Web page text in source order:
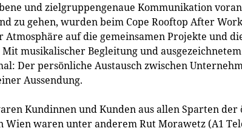
und zielgruppengenaue Kommunikation
zu gehen, wurden beim Cope Rooftop After
Atmosphäre auf die gemeinsamen Projekte und
Mit musikalischer Begleitung und
Der persönliche Austausch zwischen
Aussendung.
Kundinnen und Kunden aus allen Sparten
Wien waren unter anderem Rut Morawetz (A1